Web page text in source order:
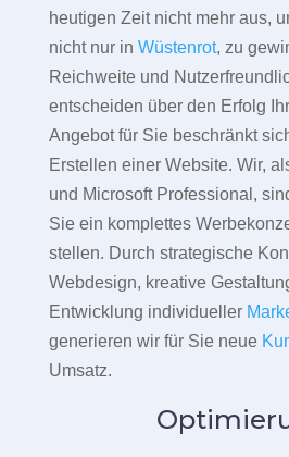
heutigen Zeit nicht mehr aus,
nicht nur in Wüstenrot, zu
Reichweite und
entscheiden über den Erfolg
Angebot für Sie beschränkt
Erstellen einer Website. Wir,
und Microsoft Professional,
Sie ein komplettes
stellen. Durch strategische
Webdesign, kreative
Entwicklung individueller
generieren wir für Sie neue
Umsatz.